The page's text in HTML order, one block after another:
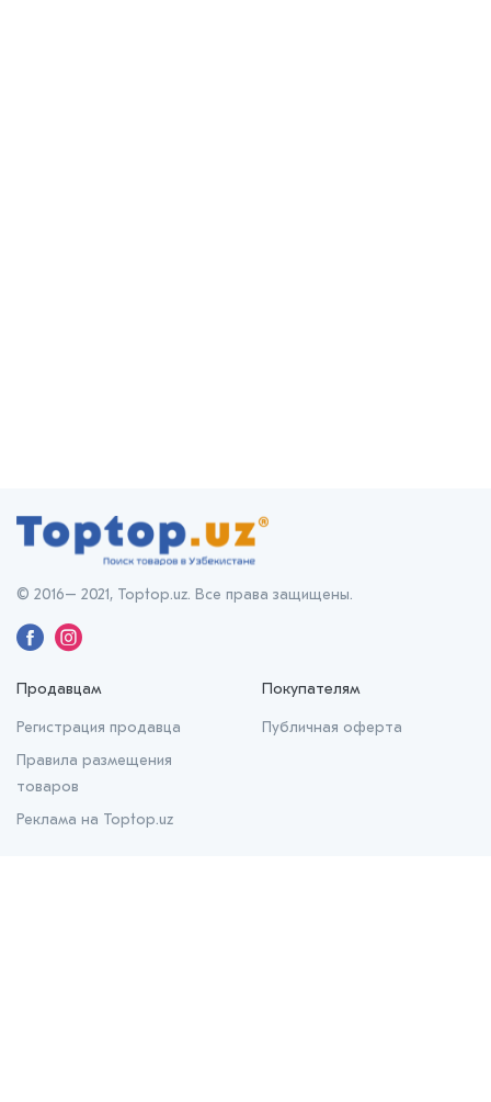
Продавцам
Регистрация продавца
Правила размещения
товаров
Реклама на Toptop.uz
Покупателям
Публичная оферта
© 2016– 2021, Toptop.uz. Все права защищены.